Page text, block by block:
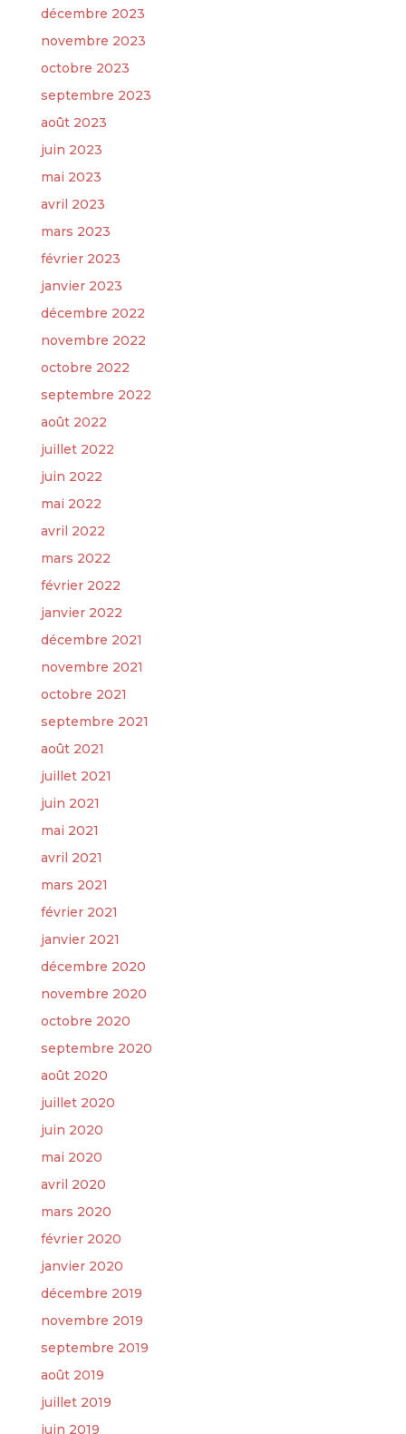
décembre 2023
novembre 2023
octobre 2023
septembre 2023
août 2023
juin 2023
mai 2023
avril 2023
mars 2023
février 2023
janvier 2023
décembre 2022
novembre 2022
octobre 2022
septembre 2022
août 2022
juillet 2022
juin 2022
mai 2022
avril 2022
mars 2022
février 2022
janvier 2022
décembre 2021
novembre 2021
octobre 2021
septembre 2021
août 2021
juillet 2021
juin 2021
mai 2021
avril 2021
mars 2021
février 2021
janvier 2021
décembre 2020
novembre 2020
octobre 2020
septembre 2020
août 2020
juillet 2020
juin 2020
mai 2020
avril 2020
mars 2020
février 2020
janvier 2020
décembre 2019
novembre 2019
septembre 2019
août 2019
juillet 2019
juin 2019